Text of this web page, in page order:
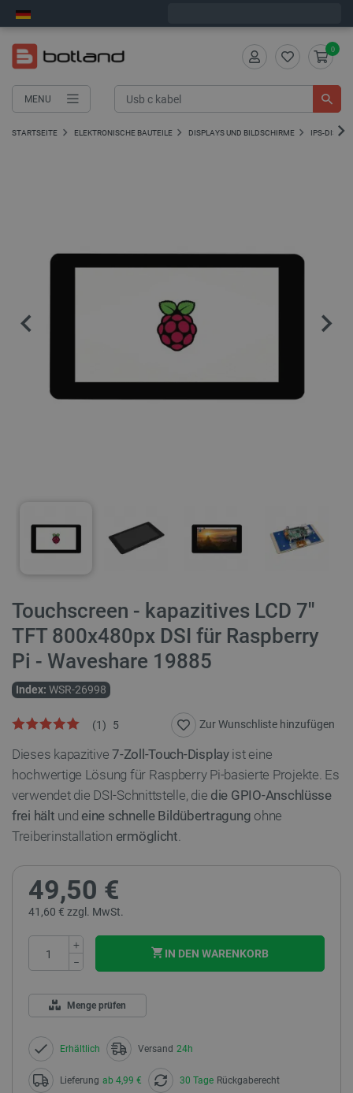
MENU
0
STARTSEITE ELEKTRONISCHE BAUTEILE DISPLAYS UND BILDSCHIRME IPS-
Touchscreen - kapazitives LCD 7''
TFT 800x480px DSI für Raspberry
Pi - Waveshare 19885
Index: WSR-26998
5
(1) Zur Wunschliste hinzufügen
Dieses kapazitive7-Zoll-Touch-Displayist eine
hochwertige Lösung für Raspberry Pi-basierte Projekte. Es
verwendet die DSI-Schnittstelle, die die GPIO-Anschlüsse
frei hält und eine schnelle Bildübertragung ohne
Treiberinstallation ermöglicht.
49,50 €
41,60 € zzgl. MwSt.
+
−
IN DEN WARENKORB
Menge prüfen
Erhältlich Versand 24h
Lieferung ab 4,99 € 30 Tage Rückgaberecht